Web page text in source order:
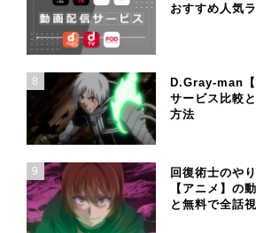
おすすめ人気
8
D.Gray-man
サービス比較
方法
9
回復術士のや
【アニメ】の
と無料で全話